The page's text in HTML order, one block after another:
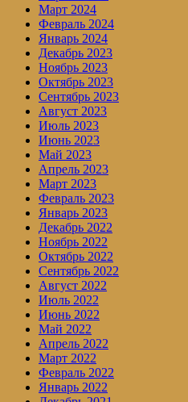
Март 2024
Февраль 2024
Январь 2024
Декабрь 2023
Ноябрь 2023
Октябрь 2023
Сентябрь 2023
Август 2023
Июль 2023
Июнь 2023
Май 2023
Апрель 2023
Март 2023
Февраль 2023
Январь 2023
Декабрь 2022
Ноябрь 2022
Октябрь 2022
Сентябрь 2022
Август 2022
Июль 2022
Июнь 2022
Май 2022
Апрель 2022
Март 2022
Февраль 2022
Январь 2022